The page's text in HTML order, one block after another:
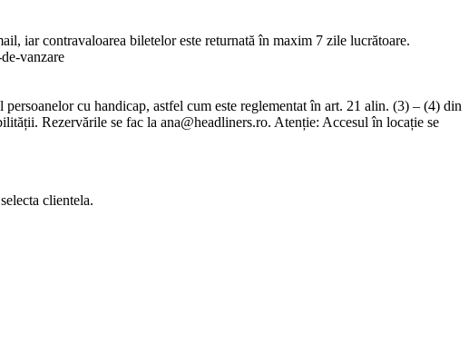
iar contravaloarea biletelor este returnată în maxim 7 zile lucrătoare.
vanzare
cu handicap, astfel cum este reglementat în art. 21 alin. (3) – (4) din
Rezervările se fac la ana@headliners.ro. Atenție: Accesul în locație se
clientela.